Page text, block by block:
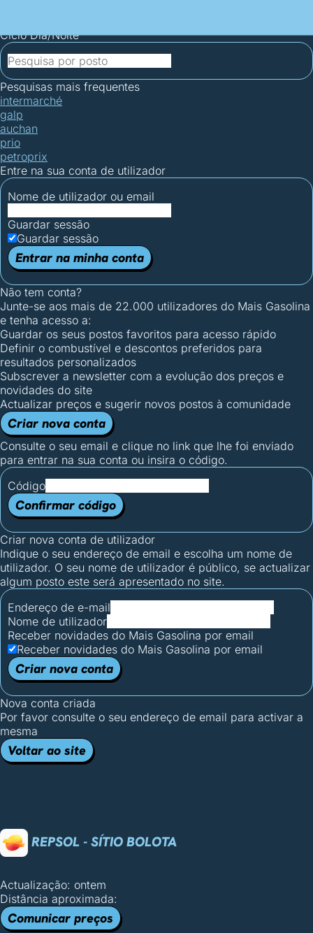
Ciclo Dia/Noite
Pesquisas mais frequentes
intermarché
galp
auchan
prio
petroprix
Entre na sua conta de utilizador
Nome de utilizador ou email
Guardar sessão
Guardar sessão
Entrar na minha conta
Não tem conta?
Junte-se aos mais de 22.000 utilizadores do Mais Gasolina
e tenha acesso a:
Guardar os seus postos favoritos para acesso rápido
Definir o combustível e descontos preferidos para
resultados personalizados
Subscrever a newsletter com a evolução dos preços e
novidades do site
Actualizar preços e sugerir novos postos à comunidade
Criar nova conta
Consulte o seu email e clique no link que lhe foi enviado
para entrar na sua conta ou insira o código.
Código
Confirmar código
Criar nova conta de utilizador
Indique o seu endereço de email e escolha um nome de
utilizador. O seu nome de utilizador é público, se actualizar
algum posto este será apresentado no site.
Endereço de e-mail
Nome de utilizador
Receber novidades do Mais Gasolina por email
Receber novidades do Mais Gasolina por email
Criar nova conta
Nova conta criada
Por favor consulte o seu endereço de email para activar a
mesma
Voltar ao site
REPSOL - SÍTIO BOLOTA
Actualização: ontem
Distância aproximada:
Comunicar preços